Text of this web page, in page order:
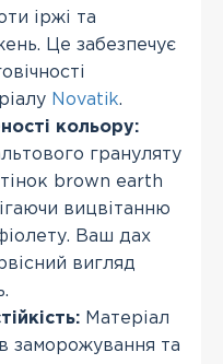
іржі та
Це забезпечує
Novatik.
кольору:
грануляту
brown earth
вицвітанню
Ваш дах
вигляд
Матеріал
заморожування та